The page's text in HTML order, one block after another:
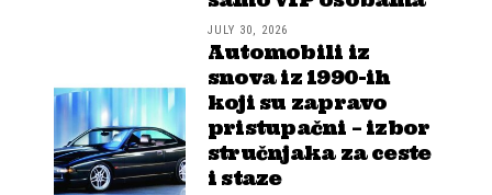
JULY 30, 2026
Automobili iz
snova iz 1990-ih
koji su zapravo
pristupačni – izbor
stručnjaka za ceste
i staze